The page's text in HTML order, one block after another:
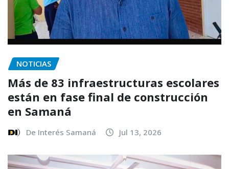
NOTICIAS
Más de 83 infraestructuras escolares
están en fase final de construcción
en Samaná
De Interés Samaná Jul 13, 2026